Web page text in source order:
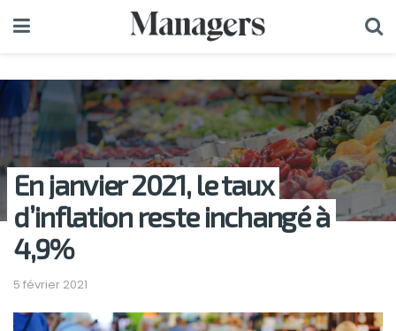
En janvier 2021, le taux
d’inflation reste inchangé à
4,9%
5 février 2021